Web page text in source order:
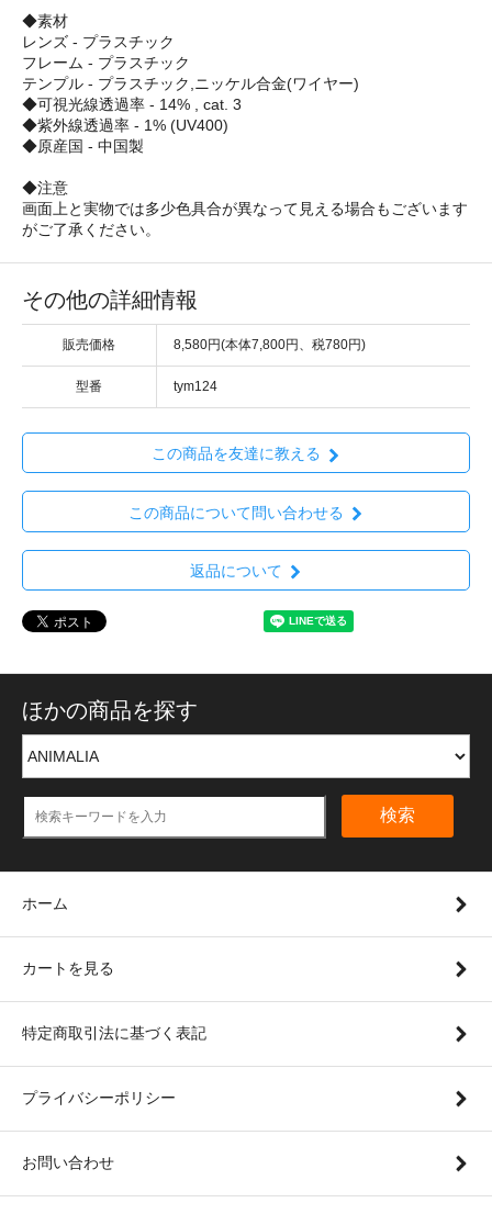
◆素材
レンズ - プラスチック
フレーム - プラスチック
テンプル - プラスチック,ニッケル合金(ワイヤー)
◆可視光線透過率 - 14% , cat. 3
◆紫外線透過率 - 1% (UV400)
◆原産国 - 中国製
◆注意
画面上と実物では多少色具合が異なって見える場合もございます
がご了承ください。
その他の詳細情報
販売価格 8,580円(本体7,800円、税780円)
型番 tym124
この商品を友達に教える
この商品について問い合わせる
返品について
ほかの商品を探す
検索
ホーム
カートを見る
特定商取引法に基づく表記
プライバシーポリシー
お問い合わせ